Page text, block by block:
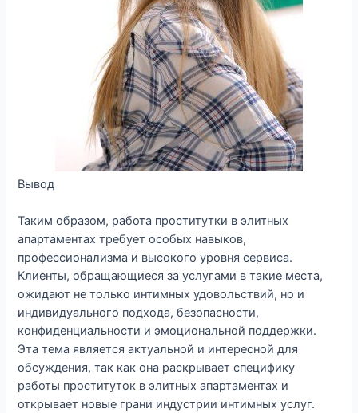
Вывод
Таким образом, работа проститутки в элитных
апартаментах требует особых навыков,
профессионализма и высокого уровня сервиса.
Клиенты, обращающиеся за услугами в такие места,
ожидают не только интимных удовольствий, но и
индивидуального подхода, безопасности,
конфиденциальности и эмоциональной поддержки.
Эта тема является актуальной и интересной для
обсуждения, так как она раскрывает специфику
работы проституток в элитных апартаментах и
открывает новые грани индустрии интимных услуг.